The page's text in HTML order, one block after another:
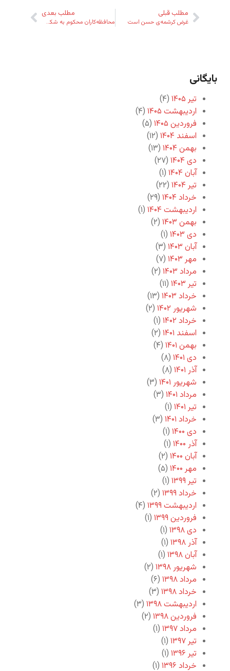
مطلب قبلی
غرض کرشمه‌‌ى حسن است
مطلب بعدی
محافظه‌کاران محکوم به شکست‌اند
بایگانی
تیر ۱۴۰۵
(۴)
اردیبهشت ۱۴۰۵
(۴)
فروردین ۱۴۰۵
(۵)
اسفند ۱۴۰۴
(۱۲)
بهمن ۱۴۰۴
(۱۳)
دی ۱۴۰۴
(۲۷)
آبان ۱۴۰۴
(۱)
تیر ۱۴۰۴
(۲۲)
خرداد ۱۴۰۴
(۲۹)
اردیبهشت ۱۴۰۴
(۱)
بهمن ۱۴۰۳
(۲)
دی ۱۴۰۳
(۱)
آبان ۱۴۰۳
(۳)
مهر ۱۴۰۳
(۷)
مرداد ۱۴۰۳
(۲)
تیر ۱۴۰۳
(۱۱)
خرداد ۱۴۰۳
(۱۳)
شهریور ۱۴۰۲
(۲)
خرداد ۱۴۰۲
(۱)
اسفند ۱۴۰۱
(۲)
بهمن ۱۴۰۱
(۴)
دی ۱۴۰۱
(۸)
آذر ۱۴۰۱
(۸)
شهریور ۱۴۰۱
(۳)
مرداد ۱۴۰۱
(۳)
تیر ۱۴۰۱
(۱)
خرداد ۱۴۰۱
(۳)
دی ۱۴۰۰
(۱)
آذر ۱۴۰۰
(۱)
آبان ۱۴۰۰
(۲)
مهر ۱۴۰۰
(۵)
تیر ۱۳۹۹
(۱)
خرداد ۱۳۹۹
(۲)
اردیبهشت ۱۳۹۹
(۴)
فروردین ۱۳۹۹
(۱)
دی ۱۳۹۸
(۱)
آذر ۱۳۹۸
(۱)
آبان ۱۳۹۸
(۱)
شهریور ۱۳۹۸
(۲)
مرداد ۱۳۹۸
(۶)
خرداد ۱۳۹۸
(۳)
اردیبهشت ۱۳۹۸
(۳)
فروردین ۱۳۹۸
(۲)
مرداد ۱۳۹۷
(۱)
تیر ۱۳۹۷
(۱)
تیر ۱۳۹۶
(۱)
خرداد ۱۳۹۶
(۱)